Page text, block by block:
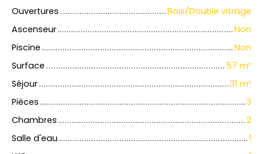
Ouvertures
Bois/Double vitrage
Ascenseur
Non
Piscine
Non
Surface
57 m²
Séjour
31 m²
Pièces
3
Chambres
2
Salle d'eau
1